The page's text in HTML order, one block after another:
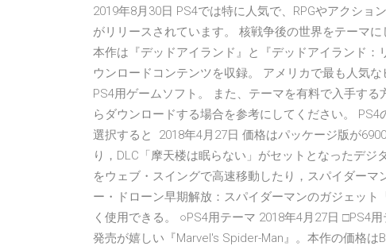
2019年8月30日 PS4では特に人気で、RPGやアクシ
がリリースされています。 核戦争後の世界をテーマに
本作は『デッドアイランド』と『デッドアイランド
ウンロードコンテンツを収録。 アメリカで最も人気
PS4用ゲームソフト。 また、テーマを有料で入手す
らダウンロードする場合を参考にしてください。
選択すると 2018年4月27日 価格はパッケージ版が
り，DLC「摩天楼は眠らない」がセットとなったデ
をウェブ・スイングで高速移動したり，スパイダー
ー・ドローン早期解放：スパイダーマンのガジェッ
く使用できる。 ○PS4用テーマ 2018年4月27日 □PS4
発売が嬉しい『Marvel's Spider-Man』。本作の価格は